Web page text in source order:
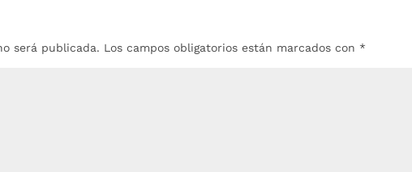
será publicada. Los campos obligatorios están marcados con *